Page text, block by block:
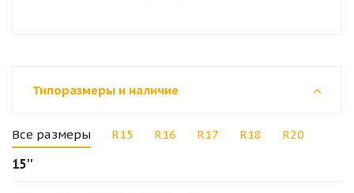
Типоразмеры и наличие
Все размеры R15 R16 R17 R18 R20
15''